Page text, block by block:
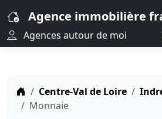
Agence immobilière
Agences autour de moi
Centre-Val de Loire
Monnaie